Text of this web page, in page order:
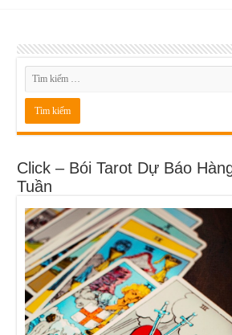
Click – Bói Tarot Dự Báo
Tuần